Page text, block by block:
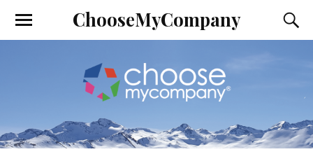
ChooseMyCompany